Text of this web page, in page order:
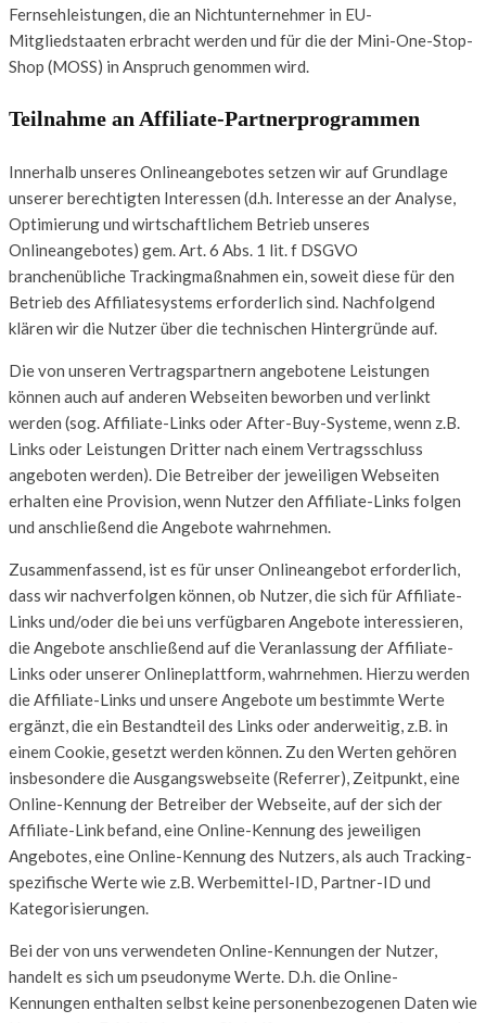
Fernsehleistungen, die an Nichtunternehmer in EU-
Mitgliedstaaten erbracht werden und für die der Mini-One-Stop-
Shop (MOSS) in Anspruch genommen wird.
Teilnahme an Affiliate-Partnerprogrammen
Innerhalb unseres Onlineangebotes setzen wir auf Grundlage
unserer berechtigten Interessen (d.h. Interesse an der Analyse,
Optimierung und wirtschaftlichem Betrieb unseres
Onlineangebotes) gem. Art. 6 Abs. 1 lit. f DSGVO
branchenübliche Trackingmaßnahmen ein, soweit diese für den
Betrieb des Affiliatesystems erforderlich sind. Nachfolgend
klären wir die Nutzer über die technischen Hintergründe auf.
Die von unseren Vertragspartnern angebotene Leistungen
können auch auf anderen Webseiten beworben und verlinkt
werden (sog. Affiliate-Links oder After-Buy-Systeme, wenn z.B.
Links oder Leistungen Dritter nach einem Vertragsschluss
angeboten werden). Die Betreiber der jeweiligen Webseiten
erhalten eine Provision, wenn Nutzer den Affiliate-Links folgen
und anschließend die Angebote wahrnehmen.
Zusammenfassend, ist es für unser Onlineangebot erforderlich,
dass wir nachverfolgen können, ob Nutzer, die sich für Affiliate-
Links und/oder die bei uns verfügbaren Angebote interessieren,
die Angebote anschließend auf die Veranlassung der Affiliate-
Links oder unserer Onlineplattform, wahrnehmen. Hierzu werden
die Affiliate-Links und unsere Angebote um bestimmte Werte
ergänzt, die ein Bestandteil des Links oder anderweitig, z.B. in
einem Cookie, gesetzt werden können. Zu den Werten gehören
insbesondere die Ausgangswebseite (Referrer), Zeitpunkt, eine
Online-Kennung der Betreiber der Webseite, auf der sich der
Affiliate-Link befand, eine Online-Kennung des jeweiligen
Angebotes, eine Online-Kennung des Nutzers, als auch Tracking-
spezifische Werte wie z.B. Werbemittel-ID, Partner-ID und
Kategorisierungen.
Bei der von uns verwendeten Online-Kennungen der Nutzer,
handelt es sich um pseudonyme Werte. D.h. die Online-
Kennungen enthalten selbst keine personenbezogenen Daten wie